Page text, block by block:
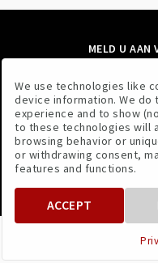
MELD U AAN
We use technologies like
device information. We
experience and to show
to these technologies will
browsing behavior or
or withdrawing consent,
features and functions.
ACCEPT